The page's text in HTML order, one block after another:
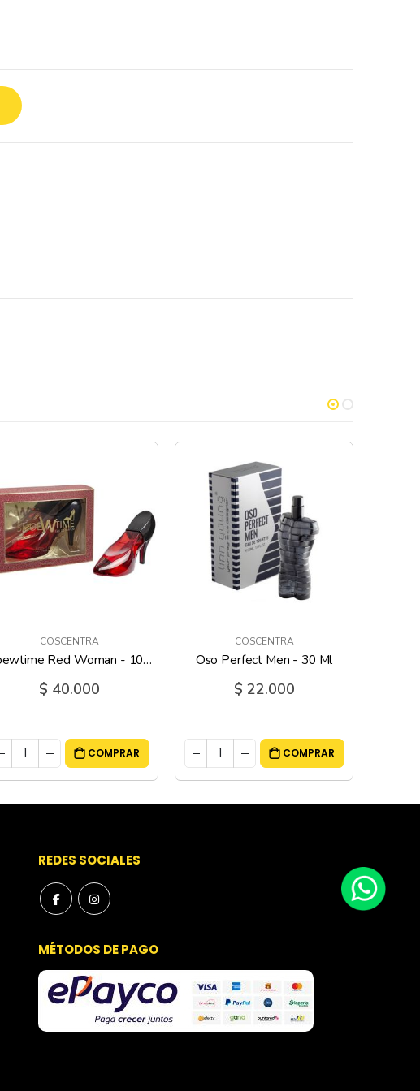
COSCENTRA
Shoewtime Red Woman - 100 Ml
$ 40.000
COMPRAR
COSCENTRA
Oso Perfect Men - 30 Ml
$ 22.000
COMPRAR
REDES SOCIALES
MÉTODOS DE PAGO